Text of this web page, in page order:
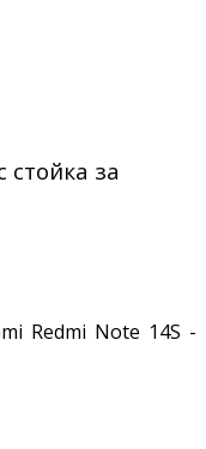
за
Redmi Note 14S -